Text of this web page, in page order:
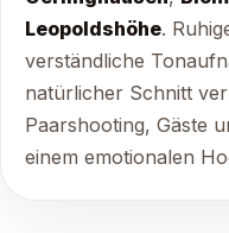
Leopoldshöhe.
verständliche
natürlicher Schnitt
Paarshooting, Gäste
einem emotionalen